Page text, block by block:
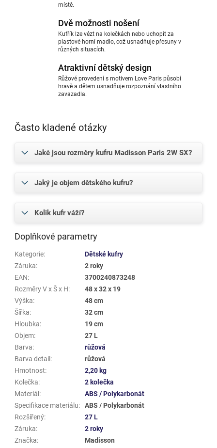
místě.
Dvě možnosti nošení
Kufřík lze vézt na kolečkách nebo uchopit za
plastové horní madlo, což usnadňuje přesuny v
různých situacích.
Atraktivní dětský design
Růžové provedení s motivem Love Paris působí
hravě a dětem usnadňuje rozpoznání vlastního
zavazadla.
Často kladené otázky
Jaké jsou rozměry kufru Madisson Paris 2W SX?
Jaký je objem dětského kufru?
Kolik kufr váží?
Doplňkové parametry
Kategorie:
Dětské kufry
Záruka:
2 roky
EAN:
3700240873248
Rozměry V x Š x H:
48 x 32 x 19
Výška:
48 cm
Šířka:
32 cm
Hloubka:
19 cm
Objem:
27 L
Barva:
růžová
Barva detail :
růžová
Hmotnost:
2,20 kg
Kolečka:
2 kolečka
Materiál :
ABS / Polykarbonát
Specifikace materiálu:
ABS / Polykarbonát
Rozšířený:
27 L
Záruka:
2 roky
Značka: Madisson